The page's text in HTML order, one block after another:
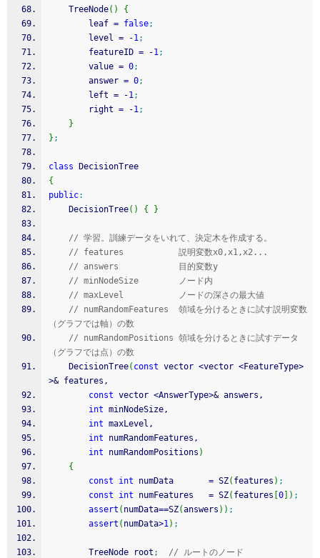
	TreeNode
( )
{
		leaf
= false;
		level
= -1;
		featureID
= -1;
		value
= 0;
		answer
= 0;
		left
= -1;
		right
= -1;
}
} ;
class DecisionTree
{
public:
	DecisionTree
( ) { }
// 学習。訓練データをいれて、決定木を作成する。
// features           説明変数x0,x1,x2...
// answers            目的変数y
// minNodeSize        ノード内
// maxLevel           ノードの深さの最大値
// numRandomFeatures  領域を分けるときに試す説明変数
（グラフでは軸）の数
// numRandomPositions 領域を分けるときに試すデータ
（グラフでは点）の数
	DecisionTree
( const vector <vector <FeatureType>
>& features,
const vector <AnswerType>& answers,
int minNodeSize,
int maxLevel,
int numRandomFeatures,
int numRandomPositions )
{
const
int numData = SZ( features ) ;
const
int numFeatures = SZ( features 0 ) ;
assert ( numData==SZ(answers ) ) ;
assert ( numData>1) ;
		TreeNode root
;
// ルートのノード